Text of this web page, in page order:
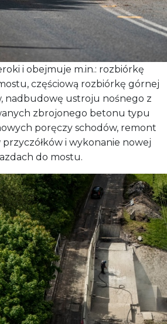
i obejmuje m.in.: rozbiórkę
częściową rozbiórkę górnej
nadbudowę ustroju nośnego z
zbrojonego betonu typu
poręczy schodów, remont
i wykonanie nowej
do mostu.